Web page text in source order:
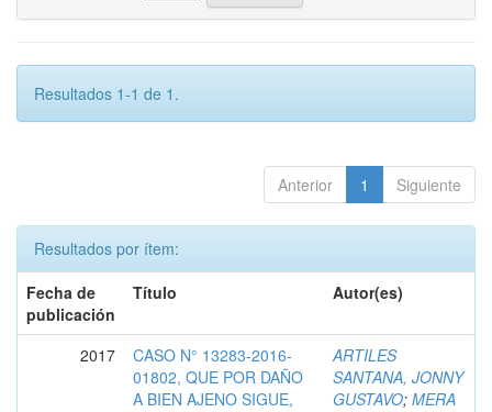
Resultados 1-1 de 1.
Anterior 1 Siguiente
Resultados por ítem:
Fecha de
publicación
Título Autor(es)
2017
CASO N° 13283-2016-
01802, QUE POR DAÑO
A BIEN AJENO SIGUE,
ARTILES
SANTANA, JONNY
GUSTAVO; MERA